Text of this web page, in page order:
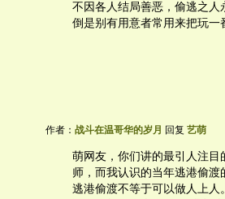
不因各人结局善恶，偷逃之
倒是别有用意者常用来把玩
作者： 战斗在温哥华的岁月 回复 艺萌
萌网友，你们讲的最引人注
师，而我认识的当年逃港偷
逃港偷渡不等于可以做人上人